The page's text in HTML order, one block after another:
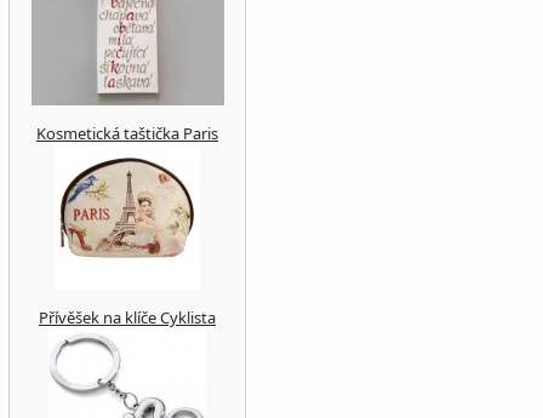
Kosmetická taštička Paris
Přívěšek na klíče Cyklista